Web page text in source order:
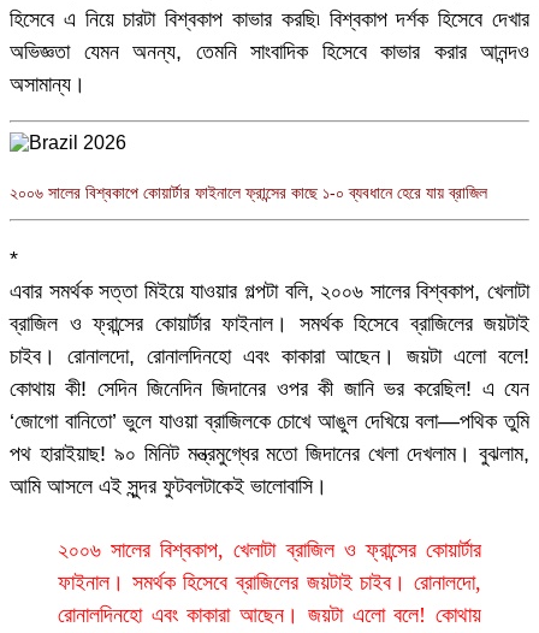
হিসেবে এ নিয়ে চারটা বিশ্বকাপ কাভার করছি৷ বিশ্বকাপ দর্শক হিসেবে দেখার
অভিজ্ঞতা যেমন অনন্য, তেমনি সাংবাদিক হিসেবে কাভার করার আনন্দও
অসামান্য।
২০০৬ সালের বিশ্বকাপে কোয়ার্টার ফাইনালে ফ্রান্সের কাছে ১-০ ব্যবধানে হেরে যায় ব্রাজিল
*
এবার সমর্থক সত্তা মিইয়ে যাওয়ার গল্পটা বলি, ২০০৬ সালের বিশ্বকাপ, খেলাটা
ব্রাজিল ও ফ্রান্সের কোয়ার্টার ফাইনাল। সমর্থক হিসেবে ব্রাজিলের জয়টাই
চাইব। রোনালদো, রোনালদিনহো এবং কাকারা আছেন। জয়টা এলো বলে!
কোথায় কী! সেদিন জিনেদিন জিদানের ওপর কী জানি ভর করেছিল! এ যেন
‘জোগো বানিতো’ ভুলে যাওয়া ব্রাজিলকে চোখে আঙুল দেখিয়ে বলা—পথিক তুমি
পথ হারাইয়াছ! ৯০ মিনিট মন্ত্রমুগ্ধের মতো জিদানের খেলা দেখলাম। বুঝলাম,
আমি আসলে এই সুন্দর ফুটবলটাকেই ভালোবাসি।
২০০৬ সালের বিশ্বকাপ, খেলাটা ব্রাজিল ও ফ্রান্সের কোয়ার্টার
ফাইনাল। সমর্থক হিসেবে ব্রাজিলের জয়টাই চাইব। রোনালদো,
রোনালদিনহো এবং কাকারা আছেন। জয়টা এলো বলে! কোথায়